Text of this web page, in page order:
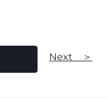
Next ＞